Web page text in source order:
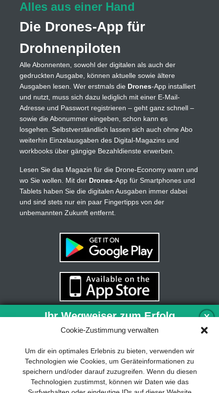
Cookie-Zustimmung verwalten
Um dir ein optimales Erlebnis zu bieten, verwenden wir
Technologien wie Cookies, um Geräteinformationen zu
speichern und/oder darauf zuzugreifen. Wenn du diesen
Technologien zustimmst, können wir Daten wie das
Alles aus einer Hand
Die Drones-App für
Drohnenpiloten
Alle Abonnenten, sowohl der digitalen als auch der
gedruckten Ausgabe, können aktuelle sowie ältere
Ausgaben lesen. Wer erstmals die Drones-App installiert
und nutzt, muss sich dazu lediglich mit einer E-Mail-
Adresse und Passwort registrieren – geht ganz schnell –
sowie die Abonummer eingeben, schon kann es
losgehen. Selbstverständlich lassen sich auch ohne Abo
weiterhin Einzelausgaben des Digital-Magazins und
workbooks über gängige Bezahldienste erwerben.
Lesen Sie das Magazin für die Drone-Economy wann und
wo Sie wollen. Mit der Drones-App für Smartphones und
Tablets haben Sie die digitalen Ausgaben immer dabei
und sind stets nur ein paar Fingertipps von der
unbemannten Zukunft entfernt.
X
Ihr Wegweiser zum Erfolg
nachhaltigen Geschäftsmodells sind für
jedes Unternehmen unverzichtbar. Das
Business Model Canvas hilft, sich dabei
auf das Wesentliche zu konzentrieren